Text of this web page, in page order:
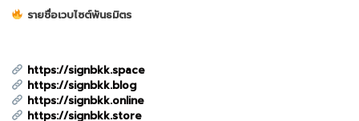
รายชื่อเวบไซต์พันธมิตร
https://signbkk.space
https://signbkk.blog
https://signbkk.online
https://signbkk.store